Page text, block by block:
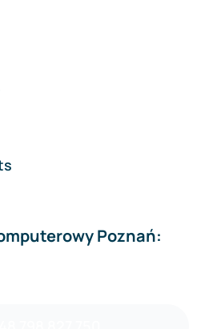
Poznań: